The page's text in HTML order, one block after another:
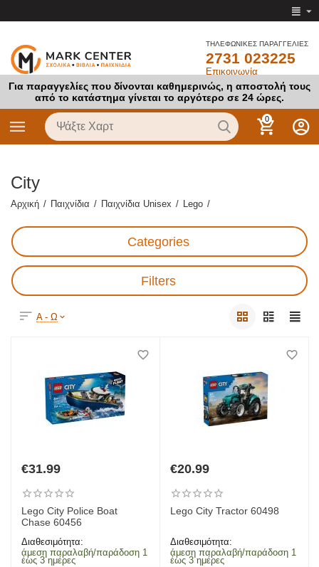
ΤΗΛΕΦΩΝΙΚΕΣ ΠΑΡΑΓΓΕΛΙΕΣ
2731 023225
Επικοινωνία
Για παραγγελίες που δίνονται καθημερινώς, η αποστολή τους
από το κατάστημα γίνεται το αργότερο σε 24 ώρες.
0
City
Αρχική / Παιχνίδια / Παιχνίδια Unisex / Lego /
Categories
Filters
Α - Ω
€31.99
Lego City Police Boat
Chase 60456
Διαθεσιμότητα:
άμεση παραλαβή/παράδοση 1
έως 3 ημέρες
€20.99
Lego City Tractor 60498
Διαθεσιμότητα:
άμεση παραλαβή/παράδοση 1
έως 3 ημέρες